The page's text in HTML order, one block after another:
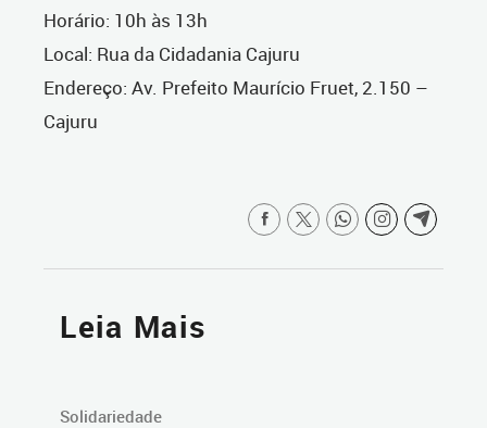
Horário: 10h às 13h
Local: Rua da Cidadania Cajuru
Endereço: Av. Prefeito Maurício Fruet, 2.150 –
Cajuru
Leia Mais
Solidariedade